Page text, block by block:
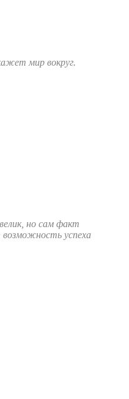
мир вокруг.
но сам факт
возможность успеха